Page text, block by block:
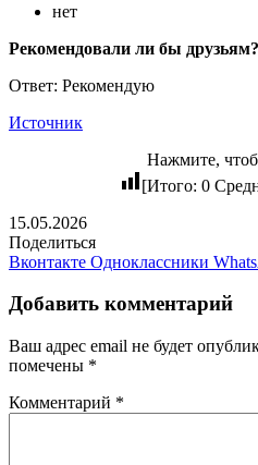
нет
Рекомендовали ли бы друзьям?
Ответ: Рекомендую
Источник
Нажмите,
[Итого: 0
15.05.2026
Поделиться
Вконтакте Одноклассники
Добавить комментарий
Ваш адрес email не будет
помечены *
Комментарий *